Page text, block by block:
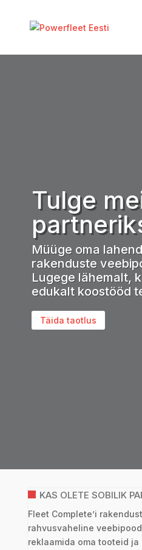
Tulge
Müüge oma
rakenduste
Lugege lähemalt,
edukalt koostööd
Täida taotlus
KAS OLETE SOBILIK
Fleet Complete’i
rahvusvaheline
reklaamida oma tooteid ja